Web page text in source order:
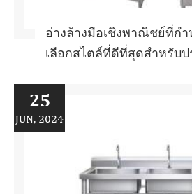
อ่างล้างมือเชิงพาณิชย์ที่กำ
เลือกสไตล์ที่ดีที่สุดสำหรับ
25
JUN, 2024